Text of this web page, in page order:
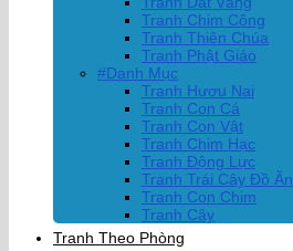
Tranh Chim Công
Tranh Thiên Chúa
Tranh Phật Giáo
#Danh Mục
Tranh Hươu Nai
Tranh Con Cá
Tranh Con Vật
Tranh Chim Hạc
Tranh Động Lực
Tranh Trái Cây Đồ Ăn
Tranh Con Chim
Tranh Cây
Tranh Theo Phòng